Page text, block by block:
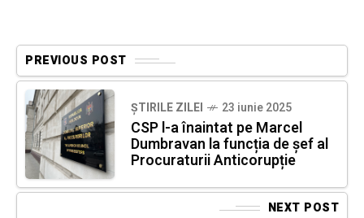
PREVIOUS POST
ȘTIRILE ZILEI 23 iunie 2025
CSP l-a înaintat pe Marcel
Dumbravan la funcția de șef al
Procuraturii Anticorupție
NEXT POST